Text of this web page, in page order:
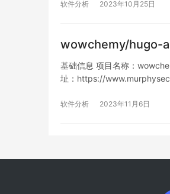
软件分析 2023年10月25日
wowchemy/hugo-
基础信息 项目名称：
址：https://
软件分析 2023年11月6日